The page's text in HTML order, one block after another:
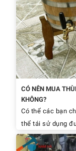
CÓ NÊN MUA
KHÔNG?
Có thể các bạn
thể tái sử dụng